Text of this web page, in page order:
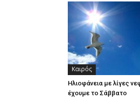
Καιρός
Ηλιοφάνεια με λίγες
έχουμε το Σάββατο